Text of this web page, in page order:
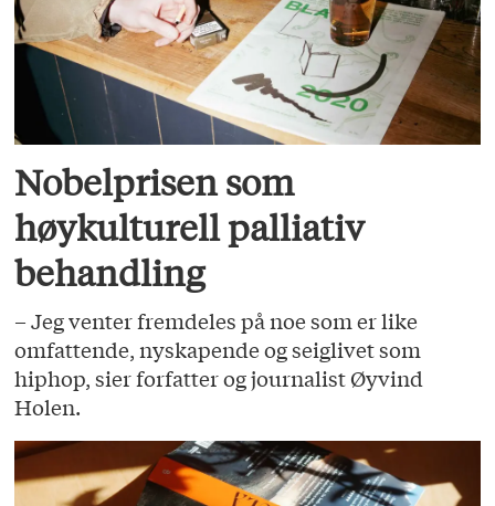
Nobelprisen som
høykulturell palliativ
behandling
– Jeg venter fremdeles på noe som er like
omfattende, nyskapende og seiglivet som
hiphop, sier forfatter og journalist Øyvind
Holen.